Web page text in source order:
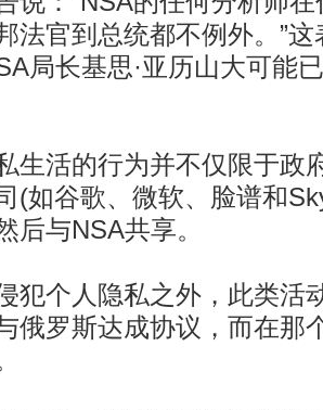
法官到总统都不例外。”这
局长基思·亚历山大可能
活的行为并不仅限于政
(如谷歌、微软、脸谱和
后与NSA共享。
个人隐私之外，此类活
俄罗斯达成协议，而在那